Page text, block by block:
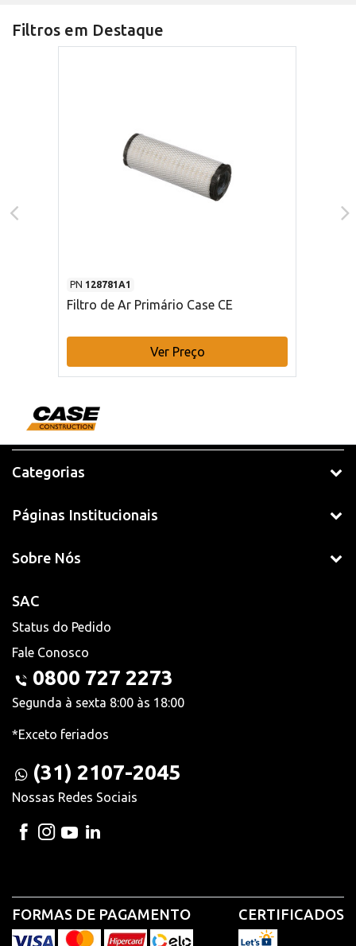
Filtros em Destaque
PN 128781A1
Filtro de Ar Primário Case CE
Ver Preço
Categorias
Páginas Institucionais
Sobre Nós
SAC
Status do Pedido
Fale Conosco
0800 727 2273
Segunda à sexta 8:00 às 18:00
*Exceto feriados
(31) 2107-2045
Nossas Redes Sociais
FORMAS DE PAGAMENTO CERTIFICADOS